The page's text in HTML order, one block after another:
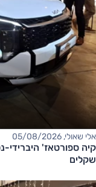
אלי שאולי, 05/08/2026
שקלים